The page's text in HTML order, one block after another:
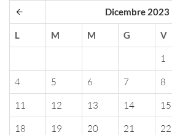
Dicembre 2023
L M M G V
1
4
5 6 7 8
11
12 13 14 15
18
19 20 21 22